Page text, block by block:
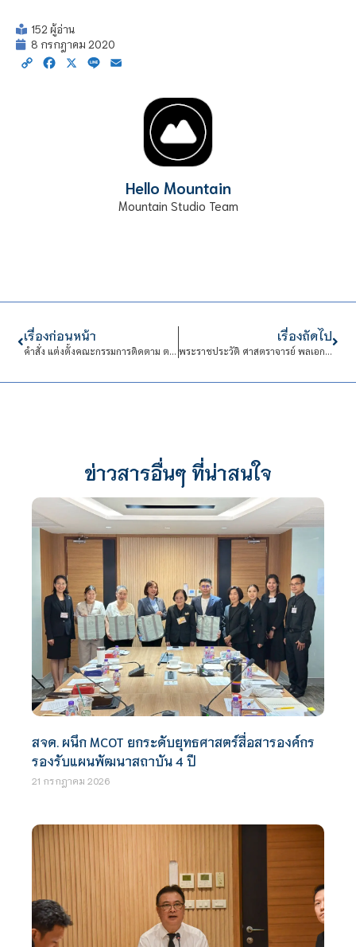
152 ผู้อ่าน
8 กรกฎาคม 2020
Copy Facebook
X Line
Hello Mountain
Mountain Studio Team
เรื่องก่อนหน้า
คำสั่ง แต่งตั้งคณะกรรมการติดตาม ตรวจสอบ และประเมินผลการปฏิบัติงานของสถาบันเทคโนโลยีจิตรลดา
เรื่องถัดไป
พระราชประวัติ ศาสตราจารย์ พลเอก พลเรือเอก พลอากาศเอก สมเด็จพระเจ้าน้องนางเธอ เจ้าฟ้าจุฬาภรณวลัยลักษณ์ อัครราชกุมารี กรมพระศรีสวางควัฒน วรขัตติยราชนารี
ข่าวสารอื่นๆ ที่น่าสนใจ
สจด. ผนึก MCOT ยกระดับยุทธศาสตร์สื่อสารองค์กร
รองรับแผนพัฒนาสถาบัน 4 ปี
21 กรกฎาคม 2026